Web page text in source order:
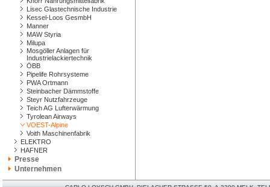
Lisec Glastechnische Industrie
Kessel-Loos GesmbH
Manner
MAW Styria
Milupa
Mosgöller Anlagen für
Industrielackiertechnik
ÖBB
Pipelife Rohrsysteme
PWA Ortmann
Steinbacher Dämmstoffe
Steyr Nutzfahrzeuge
Teich AG Lufterwärmung
Tyrolean Airways
VOEST-Alpine
Voith Maschinenfabrik
ELEKTRO
HAFNER
Presse
Unternehmen